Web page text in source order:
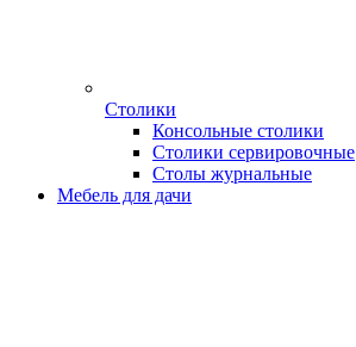
Столики
Консольные столики
Столики сервировочные
Столы журнальные
Мебель для дачи